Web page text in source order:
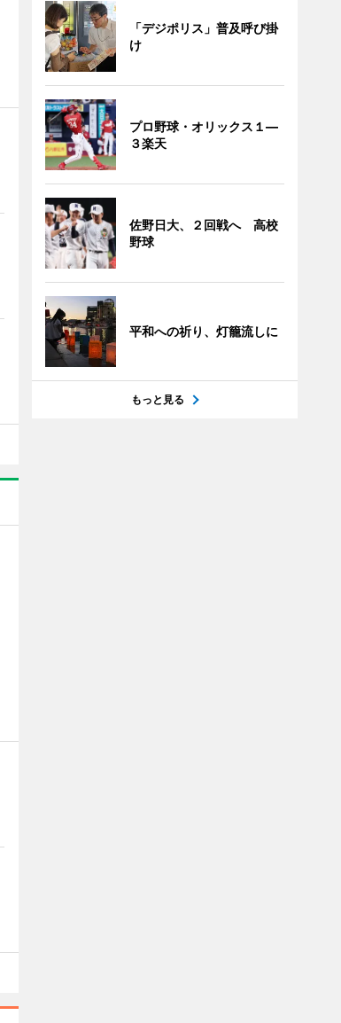
「デジポリス」普及呼び掛
け
プロ野球・オリックス１―
３楽天
佐野日大、２回戦へ 高校
野球
平和への祈り、灯籠流しに
もっと見る